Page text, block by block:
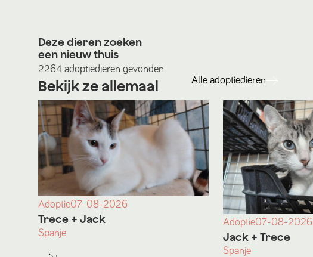
Deze dieren zoeken
een nieuw thuis
2264 adoptiedieren gevonden
Bekijk ze allemaal Alle adoptiedieren
Adoptie07-08-2026
Trece + Jack
Spanje
Adoptie07-08-2026
Jack + Trece
Spanje